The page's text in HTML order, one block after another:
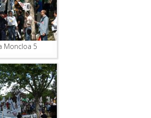
Moncloa 5